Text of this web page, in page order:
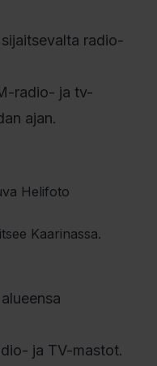
radio-
radio- ja tv-
ajan.
Kaarinassa.
ja TV-mastot.